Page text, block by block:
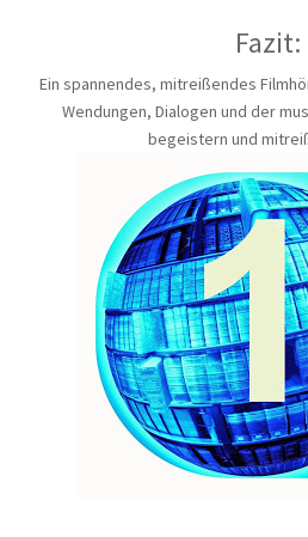
Fazit:
Ein spannendes, mitreißendes
Wendungen, Dialogen und der
begeistern und